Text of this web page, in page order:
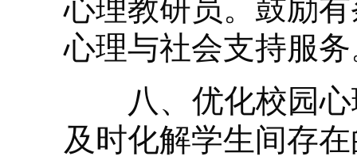
心理教研员。鼓励
心理与社会支持服
八、优化校园心
及时化解学生间存